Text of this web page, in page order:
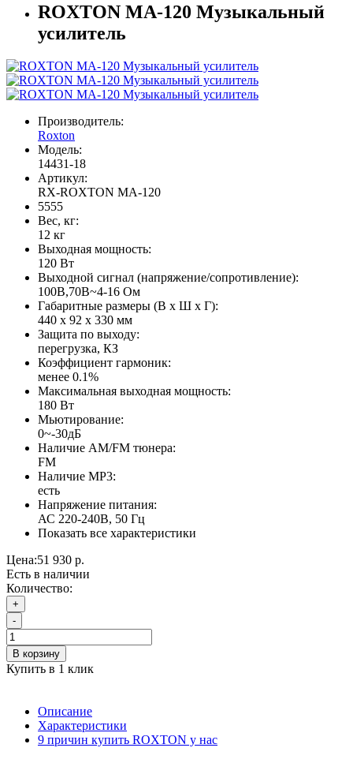
ROXTON MA-120 Музыкальный
усилитель
Производитель:
Roxton
Модель:
14431-18
Артикул:
RX-ROXTON MA-120
5555
Вес, кг:
12 кг
Выходная мощность:
120 Вт
Выходной сигнал (напряжение/сопротивление):
100В,70В~4-16 Ом
Габаритные размеры (В х Ш х Г):
440 x 92 x 330 мм
Защита по выходу:
перегрузка, КЗ
Коэффициент гармоник:
менее 0.1%
Максимальная выходная мощность:
180 Вт
Мьютирование:
0~-30дБ
Наличие AM/FM тюнера:
FM
Наличие MP3:
есть
Напряжение питания:
АС 220-240В, 50 Гц
Показать все характеристики
Цена:51 930 р.
Есть в наличии
Количество:
+
-
В корзину
Купить в 1 клик
Описание
Характеристики
9 причин купить ROXTON у нас